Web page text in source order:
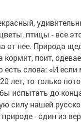
птицы - все
от нее. Природа
поит,
есть слова: «И если
лет, то только
испытать до
силу нашей
- один из